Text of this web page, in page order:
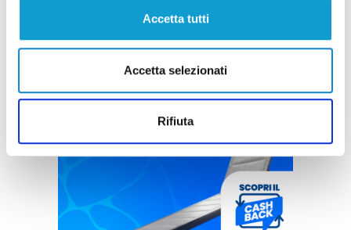
Accetta tutti
Accetta selezionati
Rifiuta